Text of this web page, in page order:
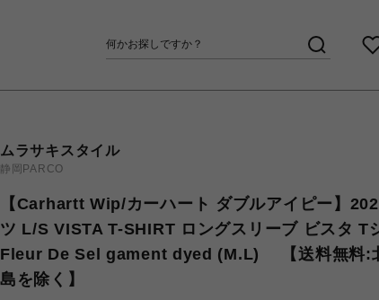
ムラサキスタイル
静岡PARCO
【Carhartt Wip/カーハート ダブルアイピー】
ツ L/S VISTA T-SHIRT ロングスリーブ ビスタ T
Fleur De Sel gament dyed (M.L) 【送料無料:
島を除く】